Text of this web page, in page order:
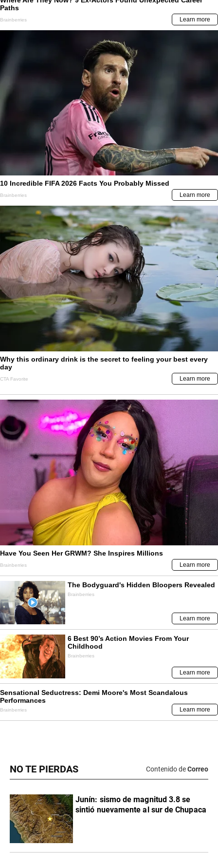
NO TE PIERDAS Contenido deCorreo
Junín: sismo de magnitud 3.8 se
sintió nuevamente al sur de Chupaca